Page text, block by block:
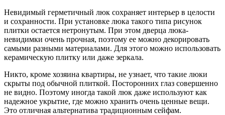
Невидимый герметичный люк сохраняет интерьер в целости
и сохранности. При установке люка такого типа рисунок
плитки остается нетронутым. При этом дверца люка-
невидимки очень прочная, поэтому ее можно декорировать
самыми разными материалами. Для этого можно использовать
керамическую плитку или даже зеркала.
Никто, кроме хозяина квартиры, не узнает, что такие люки
скрыты под обычной плиткой. Посторонних глаз совершенно
не видно. Поэтому иногда такой люк даже используют как
надежное укрытие, где можно хранить очень ценные вещи.
Это отличная альтернатива традиционным сейфам.